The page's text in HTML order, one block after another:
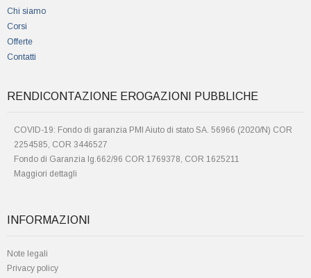
Chi siamo
Corsi
Offerte
Contatti
RENDICONTAZIONE EROGAZIONI PUBBLICHE
COVID-19: Fondo di garanzia PMI Aiuto di stato SA. 56966 (2020/N) COR
2254585, COR 3446527
Fondo di Garanzia lg.662/96 COR 1769378, COR 1625211
Maggiori dettagli
INFORMAZIONI
Note legali
Privacy policy